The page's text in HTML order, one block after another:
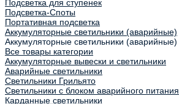
Подсветка для ступенек
Подсветка-Споты
Портативная подсветка
Аккумуляторные светильники (аварийные)
Аккумуляторные светильники (аварийные)
Все товары категории
Аккумуляторные вывески и светильники
Аварийные светильники
Светильники Грильято
Светильники с блоком аварийного питания
Карданные светильники